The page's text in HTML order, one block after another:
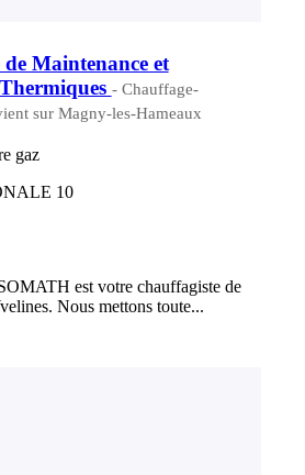
de Maintenance et
- Chauffage-
sur Magny-les-Hameaux
gaz
10
est votre chauffagiste de
Nous mettons toute...